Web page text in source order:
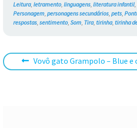
Leitura,letramento,linguagens,literatura infantil,
Personagem,personagens secundários,pets,
respostas,sentimento,Som, Tira,tirinha,tirinha
Navegação
Post
Vovô gato Grampolo – Blue e